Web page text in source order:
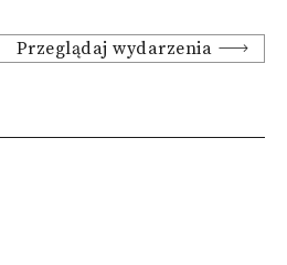
Przeglądaj wydarzenia